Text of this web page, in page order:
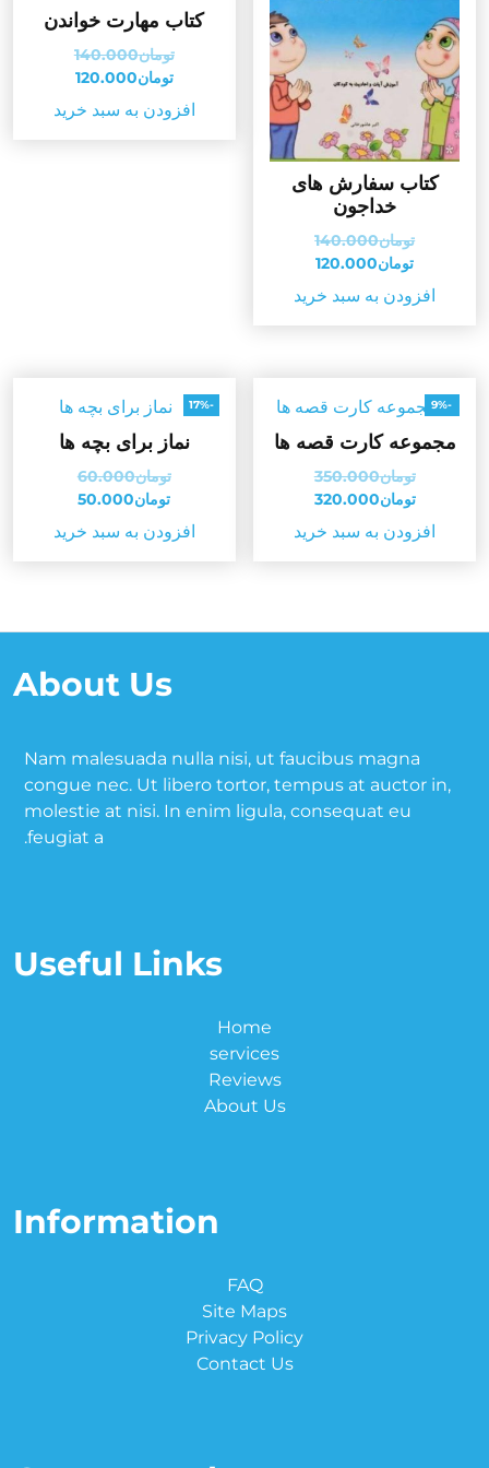
کتاب سفارش های
خداجون
تومان140.000قیمت
اصلی:
بود.
تومان120.000قیمت
تومان120.000.
افزودن به سبد خرید
کتاب مهارت خواندن
تومان140.000قیمت
بود.
تومان120.000قیمت
تومان120.000.
افزودن به سبد خرید
-9%
مجموعه کارت قصه ها
تومان350.000قیمت
اصلی:
بود.
تومان320.000قیمت
تومان320.000.
افزودن به سبد خرید
-17%
نماز برای بچه ها
تومان60.000قیمت
اصلی:
بود.
تومان50.000قیمت
تومان50.000.
افزودن به سبد خرید
About Us
Nam malesuada nulla nisi, ut faucibus magna
congue nec. Ut libero tortor, tempus at auctor in,
molestie at nisi. In enim ligula, consequat eu
feugiat a.
Useful Links
Home
services
Reviews
About Us
Information
FAQ
Site Maps
Privacy Policy
Contact Us